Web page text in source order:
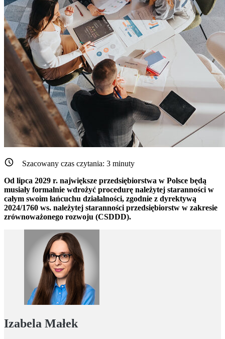
Szacowany czas czytania: 3 minuty
Od lipca 2029 r. największe przedsiębiorstwa w Polsce będą
musiały formalnie wdrożyć procedurę należytej staranności w
całym swoim łańcuchu działalności, zgodnie z dyrektywą
2024/1760 ws. należytej staranności przedsiębiorstw w zakresie
zrównoważonego rozwoju (CSDDD).
Izabela Małek